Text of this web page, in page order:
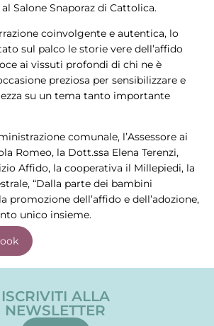
Salone Snaporaz di Cattolica.
coinvolgente e autentica, lo
sul palco le storie vere dell’affido
ai vissuti profondi di chi ne è
preziosa per sensibilizzare e
su un tema tanto importante
comunale, l’Assessore ai
Romeo, la Dott.ssa Elena Terenzi,
Affido, la cooperativa il Millepiedi, la
“Dalla parte dei bambini
promozione dell’affido e dell’adozione,
unico insieme.
ISCRIVITI ALLA
NEWSLETTER